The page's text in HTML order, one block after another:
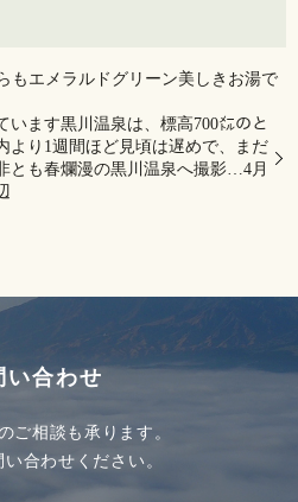
もエメラルドグリーン美しきお湯で
います黒川温泉は、標高700㍍のと
より1週間ほど見頃は遅めで、まだ
とも春爛漫の黒川温泉へ撮影…4月
い合わせ
ご相談も承ります。
合わせください。